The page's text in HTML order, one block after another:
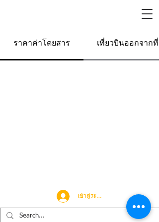
ราคาค่าโดยสาร เที่ยวบินออกจากที่นี่
เข้าสู่ระบบ